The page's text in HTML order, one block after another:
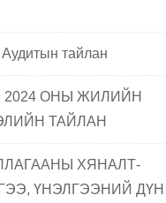
тайлан
ОНЫ ЖИЛИЙН
ТАЙЛАН
ХЯНАЛТ-
ҮНЭЛГЭЭНИЙ ДҮН